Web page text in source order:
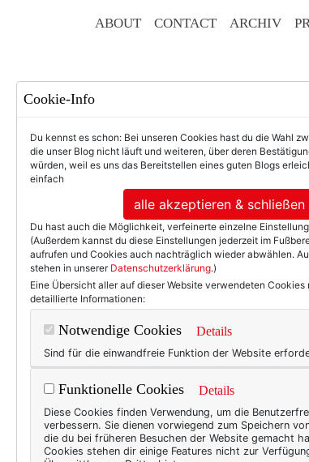
ABOUT CONTACT ARCHIV
50+
Manchmal
Michaela von
Rahmen von#immf
Und wie wurde
auf twitter begegnet
Das ist sie wirklich!
Cookie-Info
Du kennst es schon: Bei unseren Cookies hast du die Wahl
die unser Blog nicht läuft und weiteren, über deren
würden, weil es uns das Bereitstellen eines guten Blogs
einfach
alle akzeptieren & schließen
Du hast auch die Möglichkeit, verfeinerte einzelne
(Außerdem kannst du diese Einstellungen jederzeit im
aufrufen und Cookies auch nachträglich wieder abwählen.
stehen in unserer Datenschutzerklärung.)
Eine Übersicht aller auf dieser Website verwendeten Cookies
detaillierte Informationen:
Notwendige Cookies Details
Sind für die einwandfreie Funktion der Website
Funktionelle Cookies Details
Diese Cookies finden Verwendung, um die
verbessern. Sie dienen vorwiegend zum Speichern
die du bei früheren Besuchen der Website gemacht
Cookies stehen dir einige Features nicht zur